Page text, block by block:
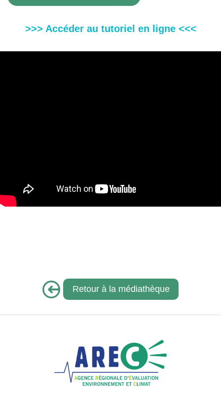
>>> Accéder au tutoriel en ligne <<<
Retour à la médiathèque